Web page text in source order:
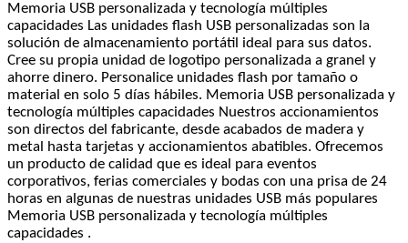
Memoria USB personalizada y tecnología múltiples
capacidades Las unidades flash USB personalizadas son la
solución de almacenamiento portátil ideal para sus datos.
Cree su propia unidad de logotipo personalizada a granel y
ahorre dinero. Personalice unidades flash por tamaño o
material en solo 5 días hábiles. Memoria USB personalizada y
tecnología múltiples capacidades Nuestros accionamientos
son directos del fabricante, desde acabados de madera y
metal hasta tarjetas y accionamientos abatibles. Ofrecemos
un producto de calidad que es ideal para eventos
corporativos, ferias comerciales y bodas con una prisa de 24
horas en algunas de nuestras unidades USB más populares
Memoria USB personalizada y tecnología múltiples
capacidades .